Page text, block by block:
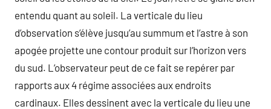
entendu quant au soleil. La verticale du lieu
d’observation s’élève jusqu’au summum et l’astre à son
apogée projette une contour produit sur l’horizon vers
du sud. L’observateur peut de ce fait se repérer par
rapports aux 4 régime associées aux endroits
cardinaux. Elles dessinent avec la verticale du lieu une